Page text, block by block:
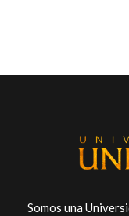
Somos una